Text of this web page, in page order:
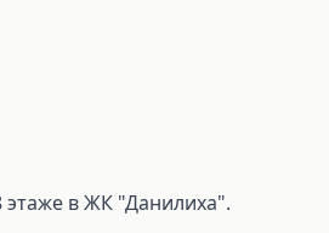
этаже в ЖК "Данилиха".